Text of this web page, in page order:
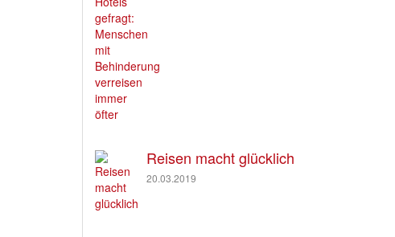
Reisen macht glücklich
20.03.2019